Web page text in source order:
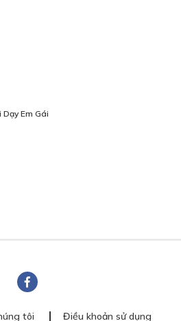
Em Gái
tôi Điều khoản sử dụng